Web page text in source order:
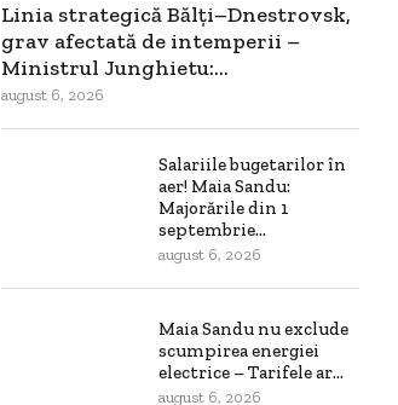
Linia strategică Bălți–Dnestrovsk,
grav afectată de intemperii –
Ministrul Junghietu:...
august 6, 2026
Salariile bugetarilor în
aer! Maia Sandu:
Majorările din 1
septembrie...
august 6, 2026
Maia Sandu nu exclude
scumpirea energiei
electrice – Tarifele ar...
august 6, 2026